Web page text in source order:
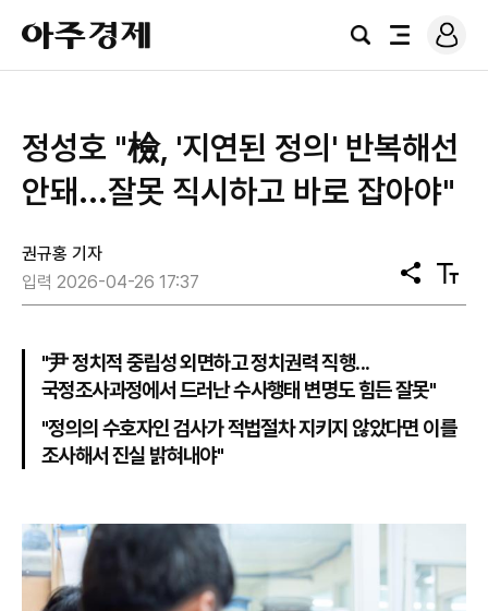
아
주
경
검
전
로
그
정성호 "檢, '지연된 정의' 반복해선
안돼...잘못 직시하고 바로 잡아야"
권규홍 기자
입력 2026-04-26 17:37
공
유
텍
스
"尹 정치적 중립성 외면하고 정치권력 직행...
국정조사과정에서 드러난 수사행태 변명도 힘든 잘못"
"정의의 수호자인 검사가 적법절차 지키지 않았다면 이를
조사해서 진실 밝혀내야"